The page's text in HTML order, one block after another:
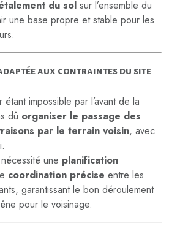
du solsur l’ensemble du
une base propre et stable pour les
aux contraintes du site
étant impossible par l’avant de la
dû organiser le passage des
par le terrain voisin, avec
une planification
coordination précise entre les
garantissant le bon déroulement
pour le voisinage.